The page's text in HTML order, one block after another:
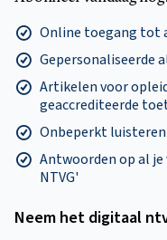
Online toegang tot
Gepersonaliseerde
Artikelen voor
geaccrediteerde
Onbeperkt luisteren
Antwoorden op al je
NTVG'
Neem het digitaal